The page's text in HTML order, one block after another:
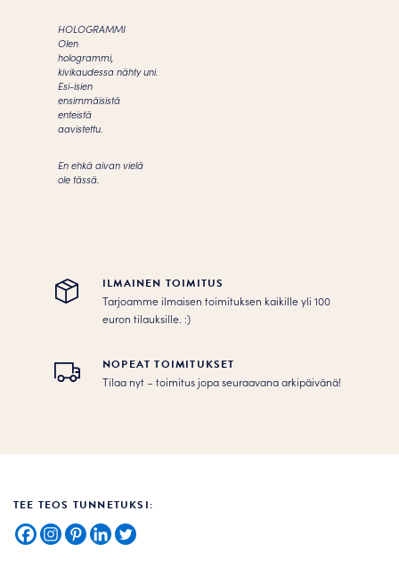
HOLOGRAMMI
Olen
hologrammi,
kivikaudessa nähty uni.
Esi-isien
ensimmäisistä
enteistä
aavistettu.
En ehkä aivan vielä
ole tässä.
ILMAINEN TOIMITUS
Tarjoamme ilmaisen toimituksen kaikille yli 100
euron tilauksille. :­­)
NOPEAT TOIMITUKSET
Tilaa nyt – toimitus jopa seuraavana arkipäivänä!
TEE TEOS TUNNETUKSI: